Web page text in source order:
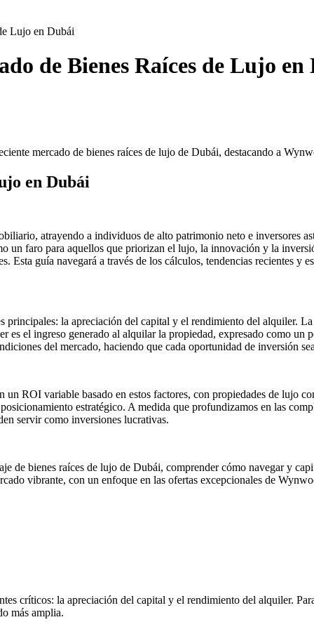
Lujo en Dubái
de Bienes Raíces de Lujo en
mercado de bienes raíces de lujo de Dubái, destacando a
en Dubái
atrayendo a individuos de alto patrimonio neto e inversores
un faro para aquellos que priorizan el lujo, la innovación y la
Esta guía navegará a través de los cálculos, tendencias recientes
la apreciación del capital y el rendimiento del alquiler.
el ingreso generado al alquilar la propiedad, expresado como un
del mercado, haciendo que cada oportunidad de inversión
ROI variable basado en estos factores, con propiedades de lujo
estratégico. A medida que profundizamos en las
servir como inversiones lucrativas.
de bienes raíces de lujo de Dubái, comprender cómo navegar y
vibrante, con un enfoque en las ofertas excepcionales de
críticos: la apreciación del capital y el rendimiento del alquiler.
más amplia.